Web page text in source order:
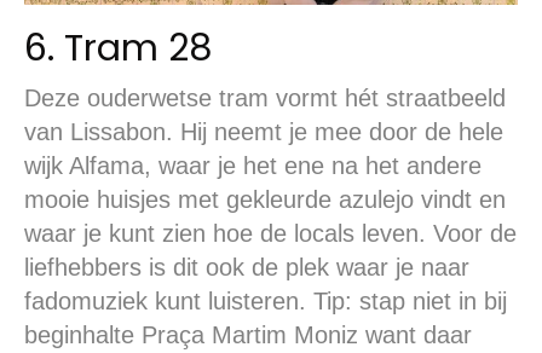
6. Tram 28
Deze ouderwetse tram vormt hét straatbeeld
van Lissabon. Hij neemt je mee door de hele
wijk Alfama, waar je het ene na het andere
mooie huisjes met gekleurde azulejo vindt en
waar je kunt zien hoe de locals leven. Voor de
liefhebbers is dit ook de plek waar je naar
fadomuziek kunt luisteren. Tip: stap niet in bij
beginhalte Praça Martim Moniz want daar